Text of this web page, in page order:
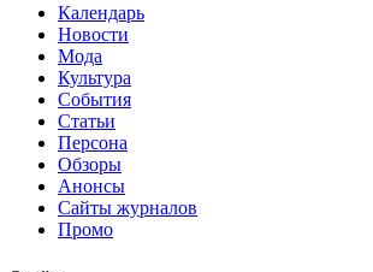
Календарь
Новости
Мода
Культура
События
Статьи
Персона
Обзоры
Анонсы
Сайты журналов
Промо